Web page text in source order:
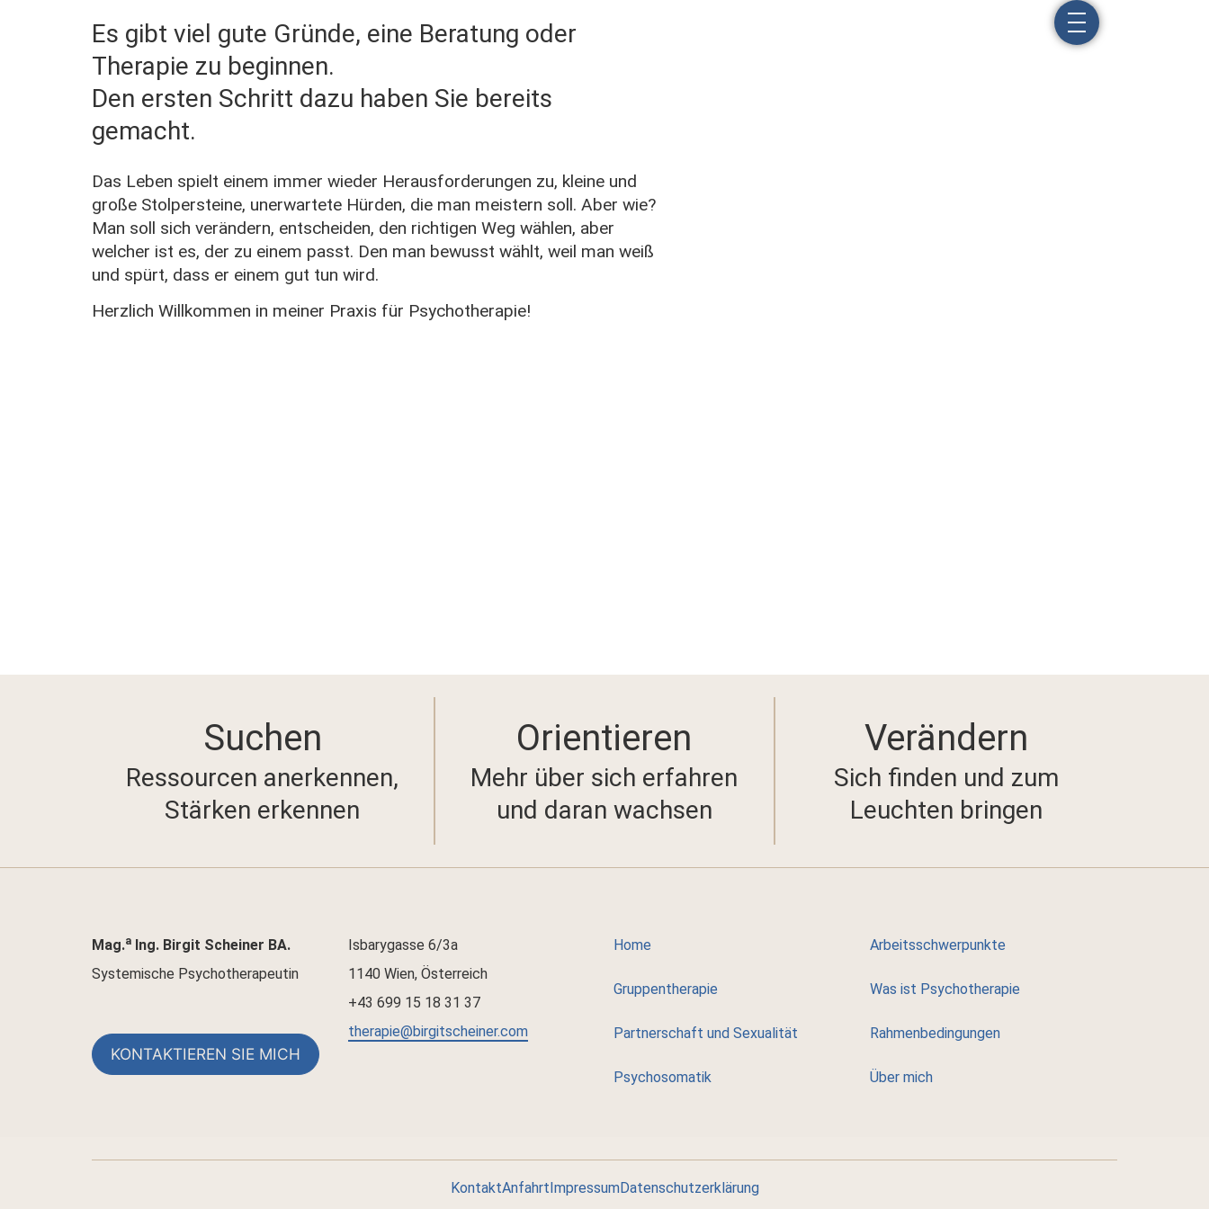
Es gibt viel gute Gründe, eine Beratung oder
Therapie zu beginnen.
Den ersten Schritt dazu haben Sie bereits
gemacht.
Das Leben spielt einem immer wieder Herausforderungen zu, kleine und
große Stolpersteine, unerwartete Hürden, die man meistern soll. Aber wie?
Man soll sich verändern, entscheiden, den richtigen Weg wählen, aber
welcher ist es, der zu einem passt. Den man bewusst wählt, weil man weiß
und spürt, dass er einem gut tun wird.
Herzlich Willkommen in meiner Praxis für Psychotherapie!
Suchen
Ressourcen anerkennen,
Stärken erkennen
Orientieren
Mehr über sich erfahren
und daran wachsen
Verändern
Sich finden und zum
Leuchten bringen
Mag.a Ing. Birgit Scheiner BA.
Systemische Psychotherapeutin
KONTAKTIEREN SIE MICH
Isbarygasse 6/3a
1140 Wien, Österreich
+43 699 15 18 31 37
therapie@birgitscheiner.com
Home
Gruppentherapie
Partnerschaft und Sexualität
Psychosomatik
Arbeitsschwerpunkte
Was ist Psychotherapie
Rahmenbedingungen
Über mich
KontaktAnfahrtImpressumDatenschutzerklärung